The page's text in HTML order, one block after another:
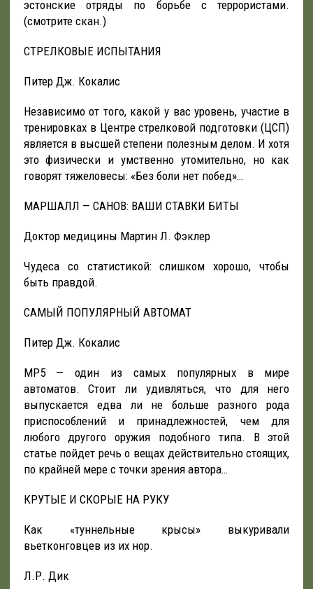
эстонские отряды по борьбе с террористами.
(смотрите скан.)
СТРЕЛКОВЫЕ ИСПЫТАНИЯ
Питер Дж. Кокалис
Независимо от того, какой у вас уровень, участие в
тренировках в Центре стрелковой подготовки (ЦСП)
является в высшей степени полезным делом. И хотя
это физически и умственно утомительно, но как
говорят тяжеловесы: «Без боли нет побед»…
МАРШАЛЛ — САНОВ: ВАШИ СТАВКИ БИТЫ
Доктор медицины Мартин Л. Фэклер
Чудеса со статистикой: слишком хорошо, чтобы
быть правдой.
САМЫЙ ПОПУЛЯРНЫЙ АВТОМАТ
Питер Дж. Кокалис
MP5 — один из самых популярных в мире
автоматов. Стоит ли удивляться, что для него
выпускается едва ли не больше разного рода
приспособлений и принадлежностей, чем для
любого другого оружия подобного типа. В этой
статье пойдет речь о вещах действительно стоящих,
по крайней мере с точки зрения автора…
КРУТЫЕ И СКОРЫЕ НА РУКУ
Как «туннельные крысы» выкуривали
вьетконговцев из их нор.
Л.Р. Дик